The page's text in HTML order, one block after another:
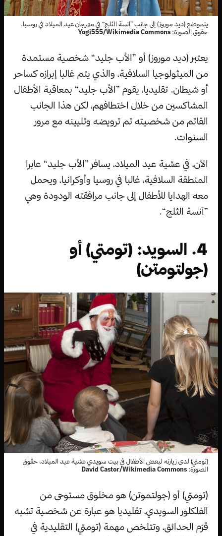
يتموضع (ديد موروز) إلى جانب ”آنسة الثلج“ في مهرجان عيد الميلاد في روسيا.
حقوق الصورة: Yogi555/Wikimedia Commons
يعتبر (ديد موروز) أو ”الأب جليد“ شخصية مستمدة
من الميثولوجيا السلافية، والذي يتم غالبا إبرازه كساحر
أو شيطان. تقليديا، يقوم ”الأب جليد“ بمعاقبة الأطفال
المشاكسين من خلال اختطافهم، لكن هذا الجانب
القاتم من شخصيته تم ترويضه وتليينه مع مرور
السنوات.
الآن، في عشية عيد الميلاد، يسافر ”الأب جليد“ عابرا
المنطقة السلافية، غالبا في روسيا وأوكرانيا، ويحمل
معه الهدايا للأطفال إلى جانب مرافقته الودودة وهي
”آنسة الثلج“.
4. السويد: (تومتي) أو
(جولتومتن)
(تومتي) لدى زيارته لبعض الأطفال في بيت سويدي عشية عيد الميلاد. حقوق
الصورة: David Castor/Wikimedia Commons
(تومتي) أو (جولتموتن) هو مخلوق مستوحى من
الفلكلور السويدي، تقليديا هو عبارة عن شخصية تشبه
قزم الحدائق، وتتلخص مهمة (تومتي) التقليدية في